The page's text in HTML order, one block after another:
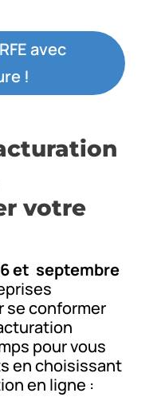
avec
!
votre
et septembre
se conformer
pour vous
en choisissant
en ligne :